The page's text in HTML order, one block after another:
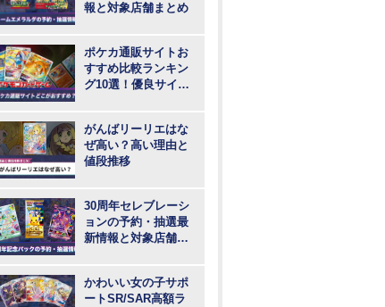
報と対象店舗まとめ
ポケカ通販サイトお
すすめ比較ランキン
グ10選！優良サイト
がんばリーリエはな
ぜ高い？高い理由と
値段推移
30周年セレブレーシ
ョンの予約・抽選最
新情報と対象店舗ま
かわいい女の子サポ
ートSR/SAR高額ラ